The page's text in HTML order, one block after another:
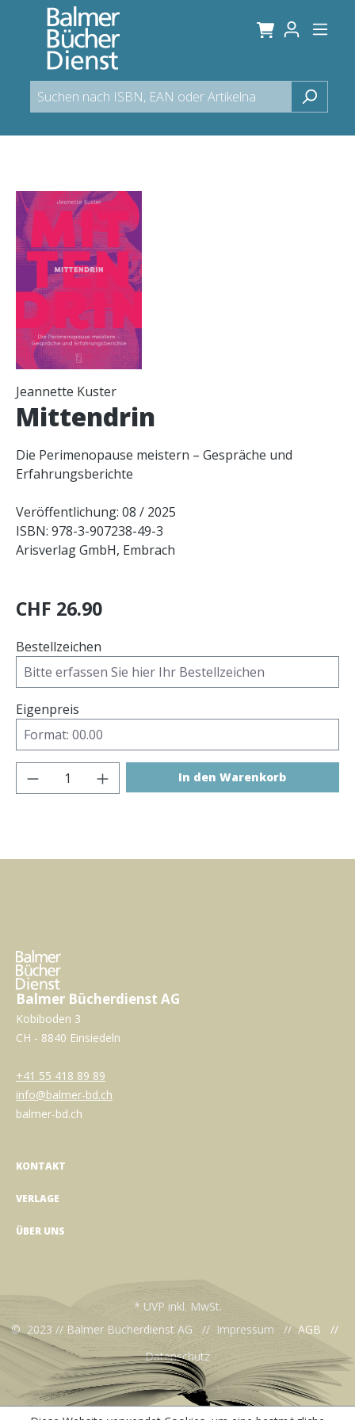
springen
Bildergalerie überspringen
Jeannette Kuster
Mittendrin
Die Perimenopause meistern – Gespräche und
Erfahrungsberichte
Veröffentlichung: 08 / 2025
ISBN: 978-3-907238-49-3
Arisverlag GmbH, Embrach
CHF 26.90
Bestellzeichen
Eigenpreis
Produkt Anzahl: Gib den gewünschten
In den Warenkorb
Balmer Bücherdienst AG
Kobiboden 3
CH - 8840 Einsiedeln
+41 55 418 89 89
info@balmer-bd.ch
balmer-bd.ch
KONTAKT
VERLAGE
ÜBER UNS
* UVP inkl. MwSt.
© 2023 // Balmer Bücherdienst AG // Impressum // AGB //
Datenschutz